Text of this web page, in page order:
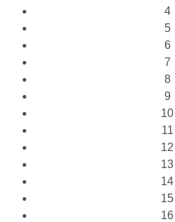
4
5
6
7
8
9
10
11
12
13
14
15
16